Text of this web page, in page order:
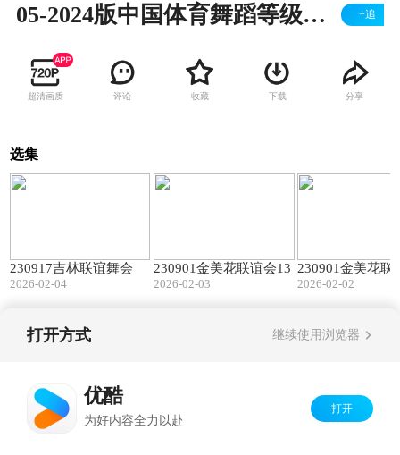
05-2024版中国体育舞蹈等级教学 华尔兹 三级 +追
超清画质 评论 收藏 下载 分享
选集
230917吉林联谊舞会
2026-02-04
230901金美花联谊会13
2026-02-03
230901金美花联
2026-02-02
打开方式 继续使用浏览器
优酷
为好内容全力以赴
打开